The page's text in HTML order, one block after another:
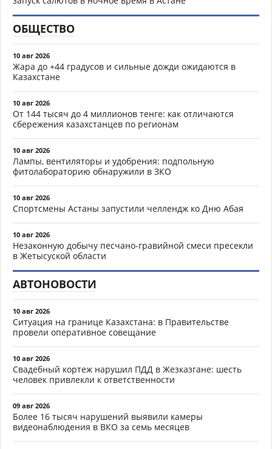
ОБЩЕСТВО
10 авг 2026
Жара до +44 градусов и сильные дожди ожидаются в
Казахстане
10 авг 2026
От 144 тысяч до 4 миллионов тенге: как отличаются
сбережения казахстанцев по регионам
10 авг 2026
Лампы, вентиляторы и удобрения: подпольную
фитолабораторию обнаружили в ЗКО
10 авг 2026
Спортсмены Астаны запустили челлендж ко Дню Абая
10 авг 2026
Незаконную добычу песчано-гравийной смеси пресекли
в Жетысуской области
АВТОНОВОСТИ
10 авг 2026
Ситуация на границе Казахстана: в Правительстве
провели оперативное совещание
10 авг 2026
Свадебный кортеж нарушил ПДД в Жезказгане: шесть
человек привлекли к ответственности
09 авг 2026
Более 16 тысяч нарушений выявили камеры
видеонаблюдения в ВКО за семь месяцев